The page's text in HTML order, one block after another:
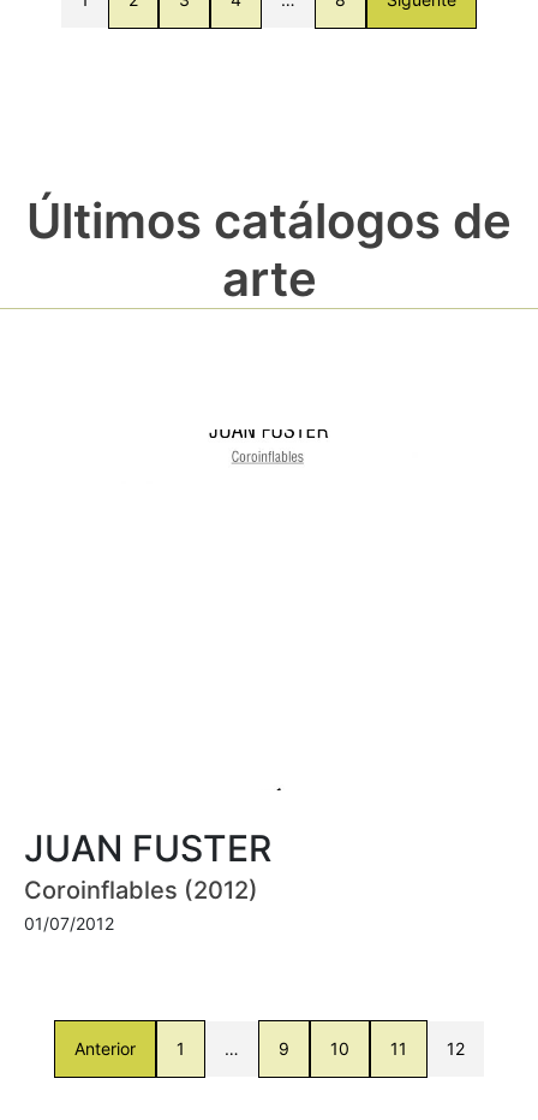
Últimos catálogos de
arte
JUAN FUSTER
Coroinflables (2012)
01/07/2012
Anterior 1 … 9 10 11 12